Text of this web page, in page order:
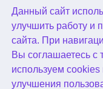
Данный сайт
улучшить работу и
сайта. При
Вы соглашаетесь с
используем
улучшения
снимаются в
вне зависимости от
Glassez 2